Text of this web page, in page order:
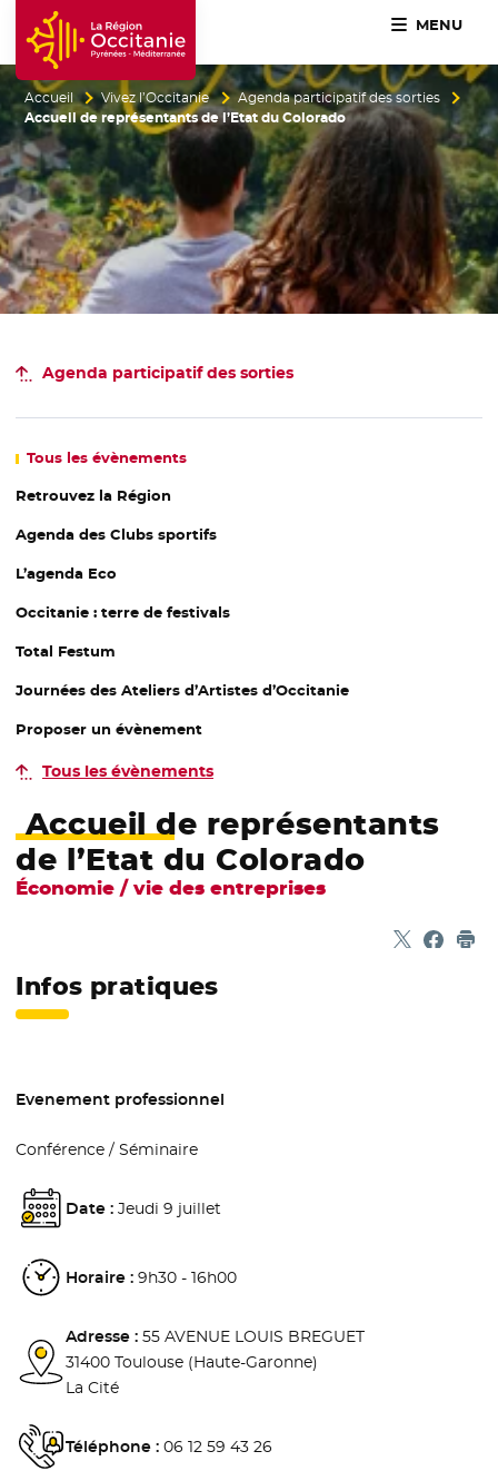
Accueil Région Occitanie / Pyrénées-Méditerranée
MENU
Accueil Vivez l’Occitanie
Agenda participatif des sorties
Accueil de représentants de l’Etat du Colorado
Agenda participatifdes sorties
Tous les évènements
Retrouvez la Région
Agenda des Clubs sportifs
L’agenda Eco
Occitanie : terre de festivals
Total Festum
Journées des Ateliers d’Artistes d’Occitanie
Proposer un évènement
Tous les évènements
Accueil de représentants
de l’Etat du Colorado
Économie / vie des entreprises
Partager
- Nouvelle
-
Infos pratiques
Evenement professionnel
Conférence / Séminaire
Date : Jeudi 9 juillet
Horaire : 9h30 - 16h00
Adresse : 55 AVENUE LOUIS BREGUET
31400 Toulouse (Haute-Garonne)
La Cité
Téléphone : 06 12 59 43 26